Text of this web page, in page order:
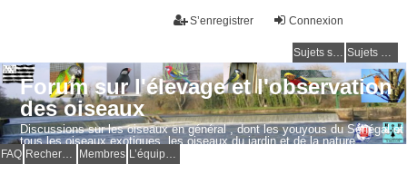
Connexion
S’enregistrer
Sujets sans réponse Sujets actifs
Forum sur l'élevage et l'observation
des oiseaux
Discussions sur les oiseaux en général , dont les youyous du Sénégal et
tous les oiseaux exotiques, les oiseaux du jardin et de la nature.
Questions, photos, expériences.
FAQ Membres